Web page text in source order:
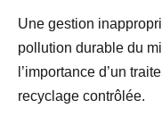
Une gestion
pollution durable du
l’importance d’un
recyclage contrôlée.